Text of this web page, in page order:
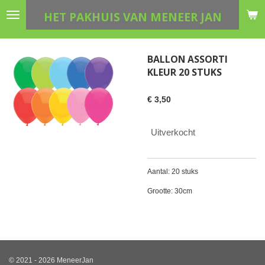
Ga
hoofdinhoud
HET PAKHUIS VAN MENEER JAN
BALLON ASSORTI
KLEUR 20 STUKS
€ 3,50
Uitverkocht
Aantal: 20 stuks
Grootte: 30cm
© 2021 - 2026 MeneerJan